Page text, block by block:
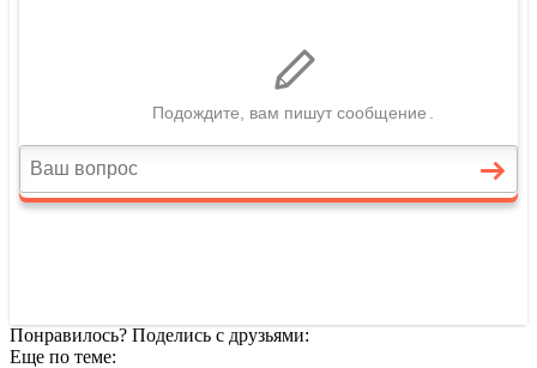
Понравилось? Поделись с друзьями:
Еще по теме: